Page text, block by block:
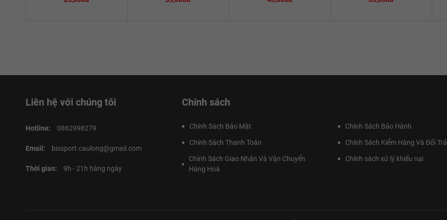
Liên hệ với chúng tôi
Hotline: 0862998279
Email: bissport.caulong@gmail.com
Thời gian: 9h - 21h hàng ngày
Chính sách
Chính Sách Bảo Mật Chính Sách Bảo Hành
Chính Sách Thanh Toán Chính Sách Kiểm Hàng Và Đổi Trả
Chính Sách Giao Nhận Và Vận Chuyển
Hàng Hoá
Chính sách xử lý khiếu nại